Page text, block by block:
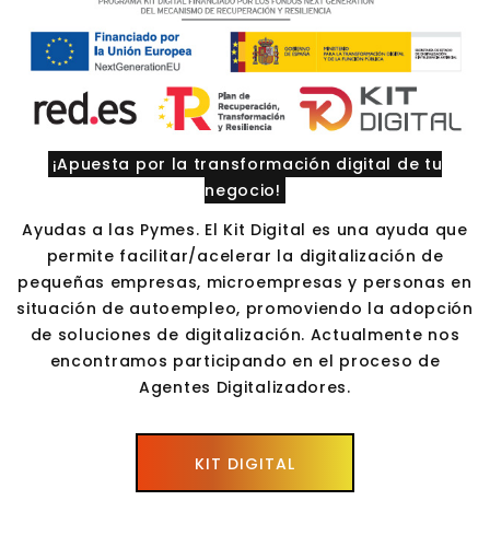
¡Apuesta por la transformación digital de tu
negocio!
Ayudas a las Pymes. El Kit Digital es una ayuda que
permite facilitar/acelerar la digitalización de
pequeñas empresas, microempresas y personas en
situación de autoempleo, promoviendo la adopción
de soluciones de digitalización. Actualmente nos
encontramos participando en el proceso de
Agentes Digitalizadores.
KIT DIGITAL